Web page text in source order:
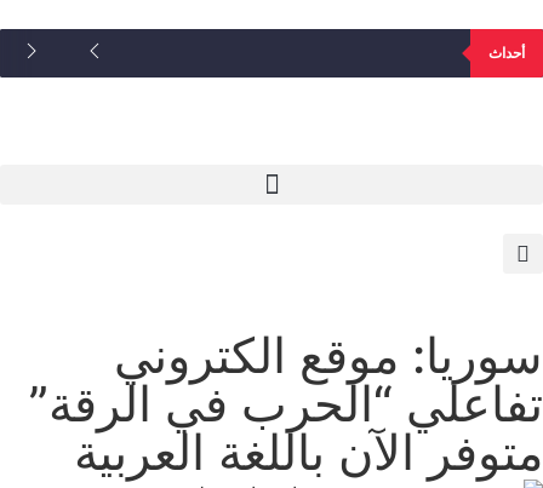
أحداث
سوريا: موقع الكتروني
تفاعلي “الحرب في الرقة”
متوفر الآن باللغة العربية